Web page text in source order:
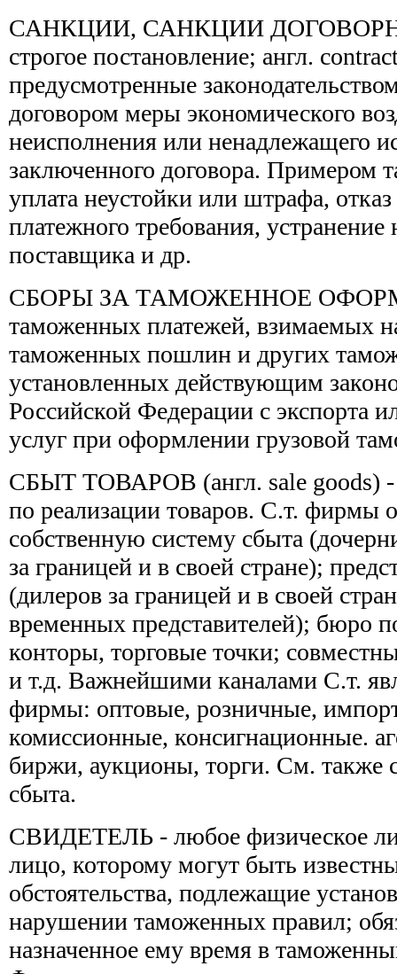
САНКЦИИ, САНКЦИИ
строгое постановление; англ.
предусмотренные
договором меры экономического
неисполнения или ненадлежащего
заключенного договора. Примером
уплата неустойки или штрафа, отказ
платежного требования, устранение
поставщика и др.
СБОРЫ ЗА ТАМОЖЕННОЕ
таможенных платежей, взимаемых
таможенных пошлин и других
установленных действующим
Российской Федерации с экспорта
услуг при оформлении грузовой
СБЫТ ТОВАРОВ (англ. sale goods) -
по реализации товаров. С.т. фирмы
собственную систему сбыта
за границей и в своей стране);
(дилеров за границей и в своей
временных представителей); бюро
конторы, торговые точки;
и т.д. Важнейшими каналами С.т.
фирмы: оптовые, розничные,
комиссионные, консигнационные.
биржи, аукционы, торги. См. также
сбыта.
СВИДЕТЕЛЬ - любое физическое
лицо, которому могут быть
обстоятельства, подлежащие
нарушении таможенных правил;
назначенное ему время в